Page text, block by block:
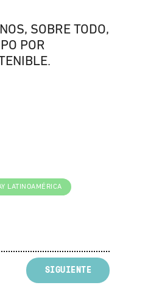
SOBRE TODO,
POR
LATINOAMÉRICA
SIGUIENTE